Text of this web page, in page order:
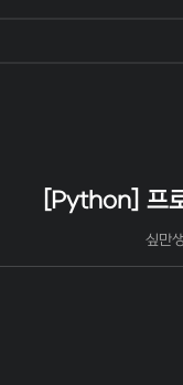
[Python] 프
싶만